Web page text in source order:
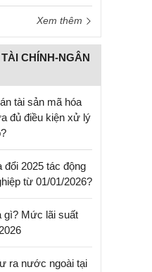
Xem thêm
CHÍNH-NGÂN
tài sản mã hóa
đủ điều kiện xử lý
đổi 2025 tác động
từ 01/01/2026?
gì? Mức lãi suất
ra nước ngoài tại